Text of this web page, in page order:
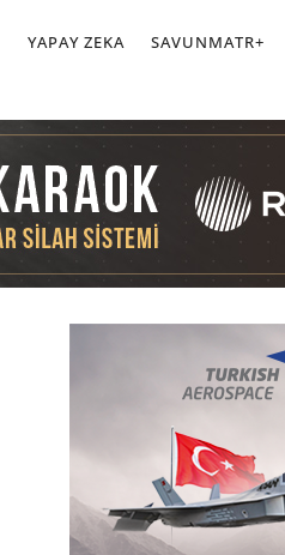
YAPAY ZEKA SAVUNMATR+